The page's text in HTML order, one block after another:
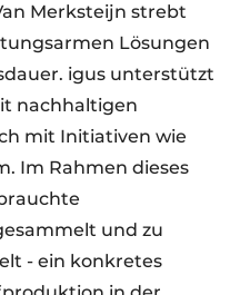
Merksteijn strebt
Lösungen
igus unterstützt
nachhaltigen
mit Initiativen wie
Im Rahmen dieses
und zu
- ein konkretes